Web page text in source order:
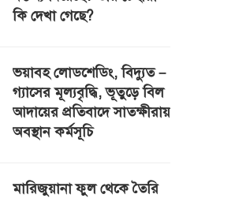
কি দেখা গেছে?
ভয়াবহ লোডশেডিং, বিদ্যুত –
গ্যাসের মূল্যবৃদ্ধি, ভূতুড়ে বিল
আদায়ের প্রতিবাদে সাতক্ষীরায়
অবস্থান কর্মসূচি
মারিজুয়ানা ফুল থেকে তৈরি